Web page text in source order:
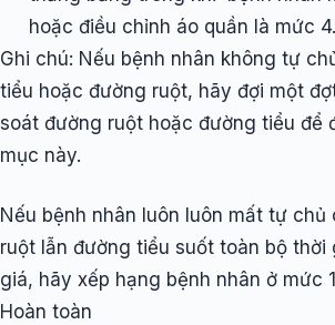
hoặc điều chỉnh áo quần là mức 4.
Ghi chú: Nếu bệnh nhân không tự
tiểu hoặc đường ruột, hãy đợi một
soát đường ruột hoặc đường tiểu để
mục này.
Nếu bệnh nhân luôn luôn mất tự chủ
ruột lẫn đường tiểu suốt toàn bộ thời
giá, hãy xếp hạng bệnh nhân ở mức
Hoàn toàn